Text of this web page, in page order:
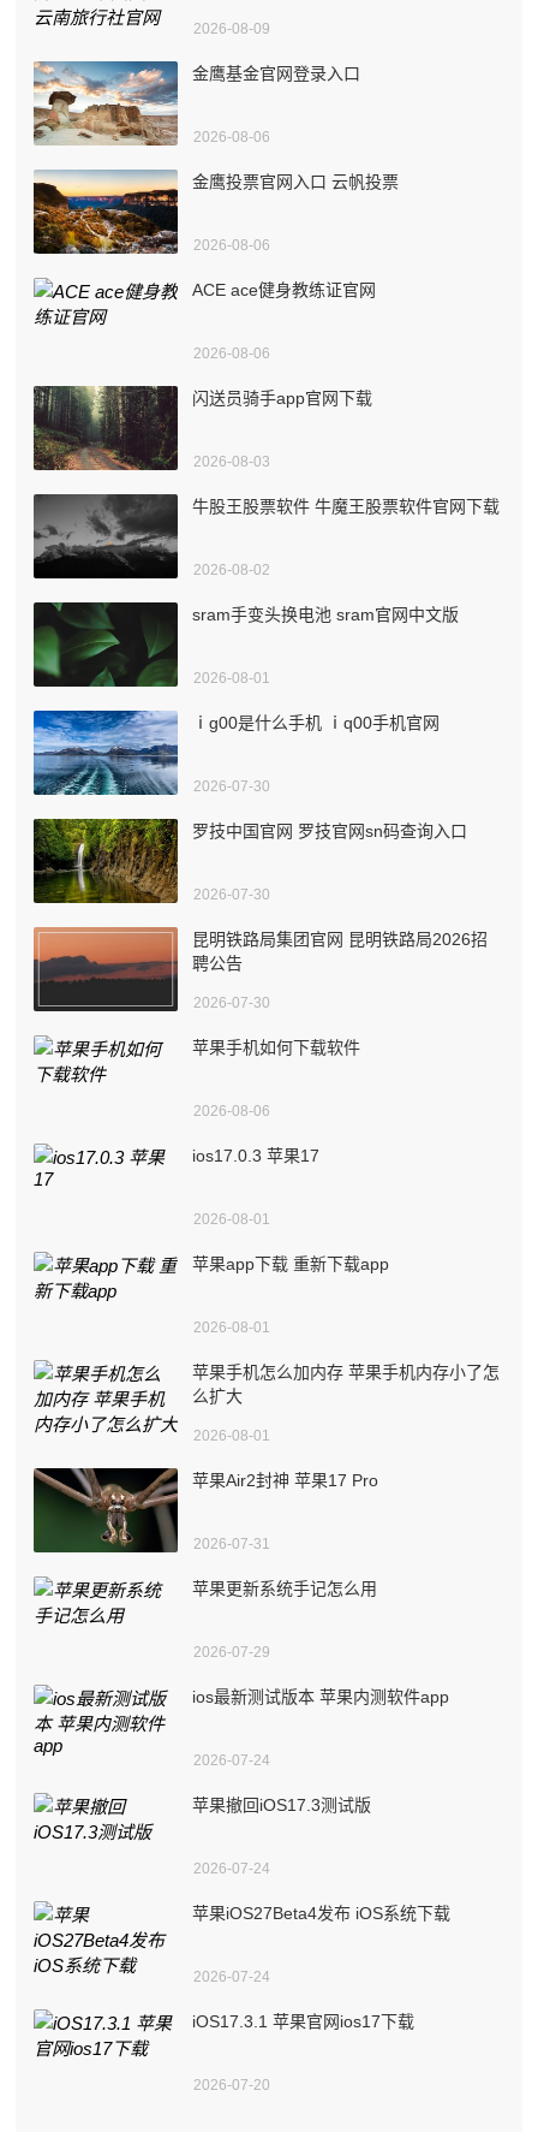
2026-08-09
金鹰基金官网登录入口
2026-08-06
金鹰投票官网入口 云帆投票
2026-08-06
ACE ace健身教练证官网
2026-08-06
闪送员骑手app官网下载
2026-08-03
牛股王股票软件 牛魔王股票软件官网下载
2026-08-02
sram手变头换电池 sram官网中文版
2026-08-01
ⅰg00是什么手机 ⅰq00手机官网
2026-07-30
罗技中国官网 罗技官网sn码查询入口
2026-07-30
昆明铁路局集团官网 昆明铁路局2026招
聘公告
2026-07-30
苹果手机如何下载软件
2026-08-06
ios17.0.3 苹果17
2026-08-01
苹果app下载 重新下载app
2026-08-01
苹果手机怎么加内存 苹果手机内存小了怎
么扩大
2026-08-01
苹果Air2封神 苹果17 Pro
2026-07-31
苹果更新系统手记怎么用
2026-07-29
ios最新测试版本 苹果内测软件app
2026-07-24
苹果撤回iOS17.3测试版
2026-07-24
苹果iOS27Beta4发布 iOS系统下载
2026-07-24
iOS17.3.1 苹果官网ios17下载
2026-07-20